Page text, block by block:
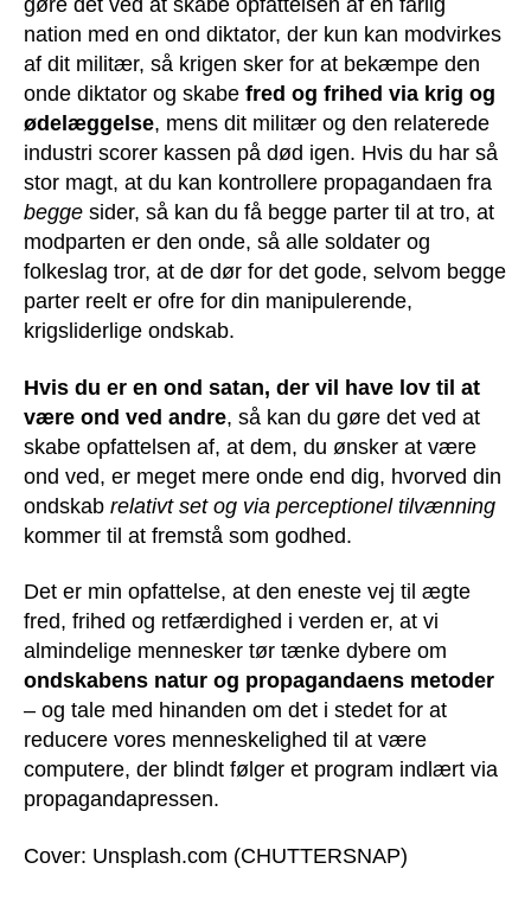
gøre det ved at skabe opfattelsen af en farlig
nation med en ond diktator, der kun kan modvirkes
af dit militær, så krigen sker for at bekæmpe den
onde diktator og skabe fred og frihed via krig og
ødelæggelse, mens dit militær og den relaterede
industri scorer kassen på død igen. Hvis du har så
stor magt, at du kan kontrollere propagandaen fra
begge sider, så kan du få begge parter til at tro, at
modparten er den onde, så alle soldater og
folkeslag tror, at de dør for det gode, selvom begge
parter reelt er ofre for din manipulerende,
krigsliderlige ondskab.
Hvis du er en ond satan, der vil have lov til at
være ond ved andre, så kan du gøre det ved at
skabe opfattelsen af, at dem, du ønsker at være
ond ved, er meget mere onde end dig, hvorved din
ondskab relativt set og via perceptionel tilvænning
kommer til at fremstå som godhed.
Det er min opfattelse, at den eneste vej til ægte
fred, frihed og retfærdighed i verden er, at vi
almindelige mennesker tør tænke dybere om
ondskabens natur og propagandaens metoder
– og tale med hinanden om det i stedet for at
reducere vores menneskelighed til at være
computere, der blindt følger et program indlært via
propagandapressen.
Cover: Unsplash.com (CHUTTERSNAP)